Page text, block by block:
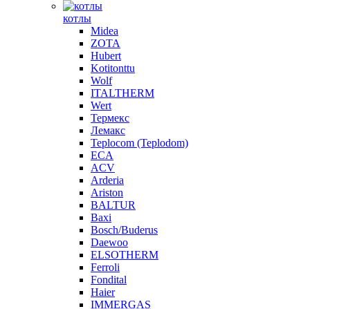
котлы
Midea
ZOTA
Hubert
Kotitonttu
Wolf
ITALTHERM
Wert
Термекс
Лемакс
Teplocom (Teplodom)
ECA
ACV
Arderia
Ariston
BALTUR
Baxi
Bosch/Buderus
Daewoo
ELSOTHERM
Ferroli
Fondital
Haier
IMMERGAS